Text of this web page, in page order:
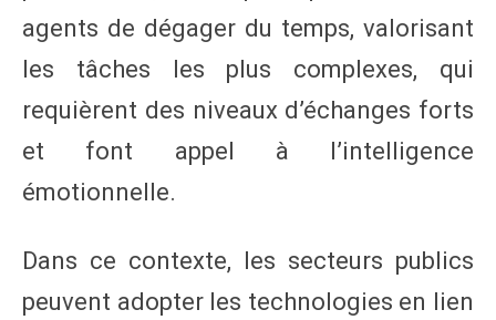
agents de dégager du temps, valorisant
les tâches les plus complexes, qui
requièrent des niveaux d’échanges forts
et font appel à l’intelligence
émotionnelle.
Dans ce contexte, les secteurs publics
peuvent adopter les technologies en lien